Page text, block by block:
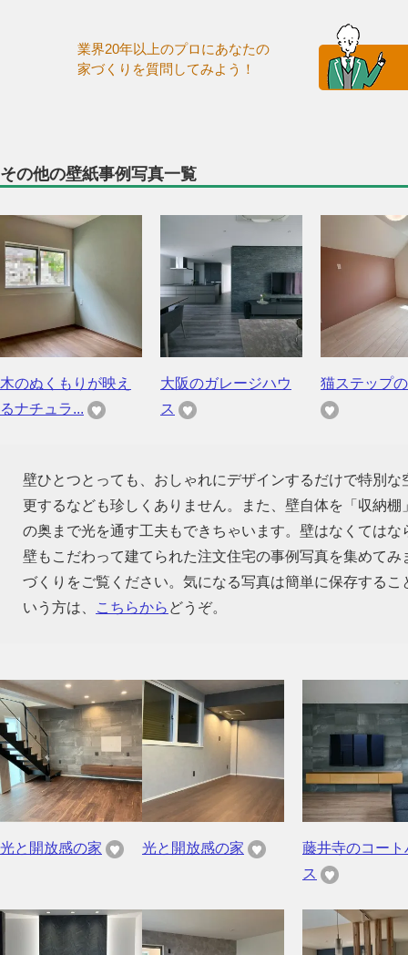
業界20年以上のプロにあなたの
家づくりを質問してみよう！
その他の壁紙事例写真一覧
木のぬくもりが映え
るナチュラ...
大阪のガレージハウ
ス
猫ステップ
壁ひとつとっても、おしゃれにデザインするだけで特別
更するなども珍しくありません。また、壁自体を「収納
の奥まで光を通す工夫もできちゃいます。壁はなくては
壁もこだわって建てられた注文住宅の事例写真を集めて
づくりをご覧ください。気になる写真は簡単に保存する
いう方は、
こちらから どうぞ。
光と開放感の家 光と開放感の家
藤井寺のコート
ス